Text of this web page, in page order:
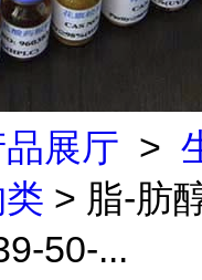
品展厅 >
> 脂-肪
50-...